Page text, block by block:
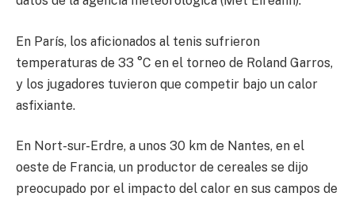
En París, los aficionados al tenis sufrieron
temperaturas de 33 °C en el torneo de Roland Garros,
y los jugadores tuvieron que competir bajo un calor
asfixiante.
En Nort-sur-Erdre, a unos 30 km de Nantes, en el
oeste de Francia, un productor de cereales se dijo
preocupado por el impacto del calor en sus campos de